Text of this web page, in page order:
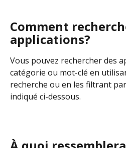
Comment
applications?
Vous pouvez rechercher des
catégorie ou mot-clé en
recherche ou en les filtrant
indiqué ci-dessous.